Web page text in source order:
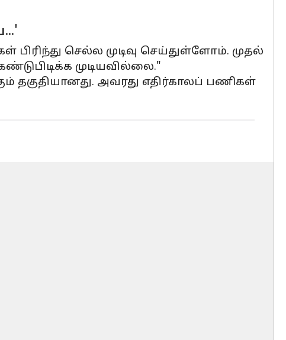
பிரிந்து செல்ல முடிவு செய்துள்ளோம். முதல்
முடியவில்லை."
தகுதியானது. அவரது எதிர்காலப் பணிகள்